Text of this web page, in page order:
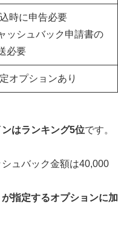
時に申告必要
ッシュバック申請書の
必要
オプションあり
はランキング5位です。
ュバック金額は40,000
指定するオプションに加